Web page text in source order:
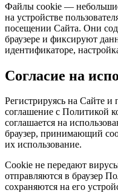
Файлы cookie —
на устройстве
посещении Сайта. Они
браузере и фиксируют
идентификаторе,
Согласие на
Регистрируясь на Сайте и
соглашение с Политикой
соглашается на
браузер, принимающий
их использование.
Cookie не передают
отправляются в браузер
сохраняются на его